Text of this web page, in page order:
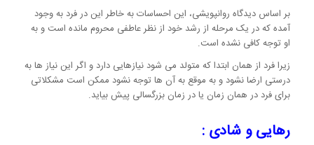
بر اساس دیدگاه روانپویشی، این احساسات به خاطر این در فرد به وجود
آمده که در یک مرحله از رشد خود از نظر عاطفی محروم مانده است و به
او توجه کافی نشده است.
زیرا فرد از همان ابتدا که متولد می شود نیازهایی دارد و اگر این نیاز ها به
درستی ارضا نشود و به موقع به آن ها توجه نشود ممکن است مشکلاتی
برای فرد در همان زمان یا در زمان بزرگسالی پیش بیاید.
رهایی و شادی :